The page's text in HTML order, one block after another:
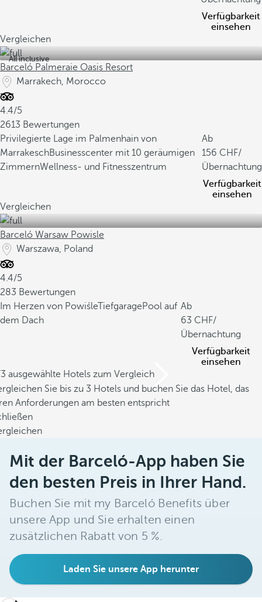
Verfügbarkeit
einsehen
Vergleichen
All inclusive
Barceló Palmeraie Oasis Resort
Marrakech, Morocco
4.4/5
2613 Bewertungen
Privilegierte Lage im Palmenhain von
MarrakeschBusinesscenter mit 10 geräumigen
ZimmernWellness- und Fitnesszentrum
Ab
156
/
Übernachtung
Verfügbarkeit
einsehen
Vergleichen
Barceló Warsaw Powisle
Warszawa, Poland
4.4/5
283 Bewertungen
Im Herzen von PowiśleTiefgaragePool auf
dem Dach
Ab
63
/
Übernachtung
Verfügbarkeit
einsehen
ausgewählte Hotels zum Vergleich
Sie bis zu 3 Hotels und buchen Sie das Hotel, das
Anforderungen am besten entspricht
Mit der Barceló-App haben Sie
den besten Preis in Ihrer Hand.
Buchen Sie mit my Barceló Benefits über
unsere App und Sie erhalten einen
zusätzlichen Rabatt von 5 %.
Laden Sie unsere App herunter